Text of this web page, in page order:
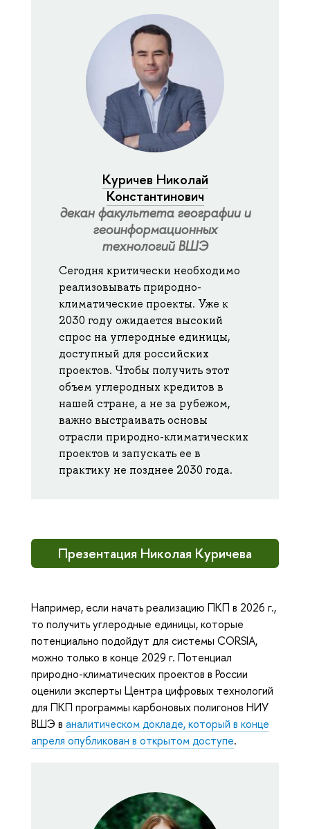
Куричев Николай
Константинович
декан факультета географии и
геоинформационных
технологий ВШЭ
Сегодня критически необходимо
реализовывать природно-
климатические проекты. Уже к
2030 году ожидается высокий
спрос на углеродные единицы,
доступный для российских
проектов. Чтобы получить этот
объем углеродных кредитов в
нашей стране, а не за рубежом,
важно выстраивать основы
отрасли природно-климатических
проектов и запускать ее в
практику не позднее 2030 года.
Презентация Николая Куричева
Например, если начать реализацию ПКП в 2026 г.,
то получить углеродные единицы, которые
потенциально подойдут для системы CORSIA,
можно только в конце 2029 г. Потенциал
природно-климатических проектов в России
оценили эксперты Центра цифровых технологий
для ПКП программы карбоновых полигонов НИУ
ВШЭ в аналитическом докладе, который в конце
апреля опубликован в открытом доступе.